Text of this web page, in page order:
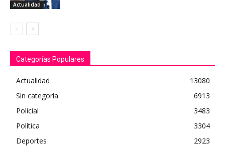
Actualidad
Categorías Populares
Actualidad
13080
Sin categoría
6913
Policial
3483
Política
3304
Deportes
2923